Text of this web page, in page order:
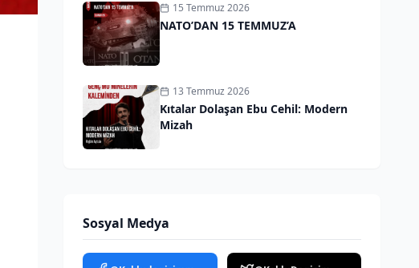
15 Temmuz 2026
NATO’DAN 15 TEMMUZ’A
13 Temmuz 2026
Kıtalar Dolaşan Ebu Cehil: Modern
Mizah
Sosyal Medya